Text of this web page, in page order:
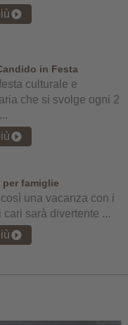
in Festa
culturale e
che si svolge ogni 2
per famiglie
una vacanza con i
cari sarà divertente ...